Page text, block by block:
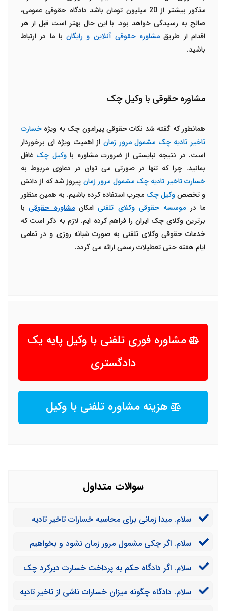
مذکور بیشتر از 20 میلیون تومان باشد دادگاه حقوقی عمومی،
صالح به رسیدگی خواهد بود. با این حال بهتر است قبل از هر
اقدام از طریقمشاوره حقوقی آنلاین و رایگانبا ما در ارتباط
باشید.
مشاوره حقوقی با وکیل چک
همانطور که گفته شد نکات حقوقی پیرامون چک به ویژه خسارت
تاخیر تادیه چک مشمول مرور زمان از اهمیت ویژه ای برخوردار
است. در نتیجه نبایستی از ضرورت مشاوره باوکیل چک غافل
بمانید. چرا که تنها در صورتی می توان در دعاوی مربوط به
خسارت تاخیر تادیه چک مشمول مرور زمان پیروز شد که از دانش
و تخصصوکیل چک مجرب استفاده کرده باشیم. به همین منظور
ما در موسسه حقوقی وکلای تلفنیامکانمشاوره حقوقیبا
برترین وکلای چک ایران را فراهم کرده ایم. لازم به ذکر است که
خدمات حقوقی وکلای تلفنی به صورت شبانه روزی و در تمامی
ایام هفته حتی تعطیلات رسمی ارائه می گردد.
مشاوره فوری تلفنی با وکیل پایه یک
دادگستری
هزینه مشاوره تلفنی با وکیل
سوالات متداول
سلام. مبدا زمانی برای محاسبه خسارات تاخیر تادیه
سلام. اگر چکی مشمول مرور زمان نشود و بخواهیم
این خسارات چیست؟
سلام. اگر دادگاه حکم به پرداخت خسارت دیرکرد چک
سلام. دادگاه چگونه میزان خسارات ناشی از تاخیر تادیه